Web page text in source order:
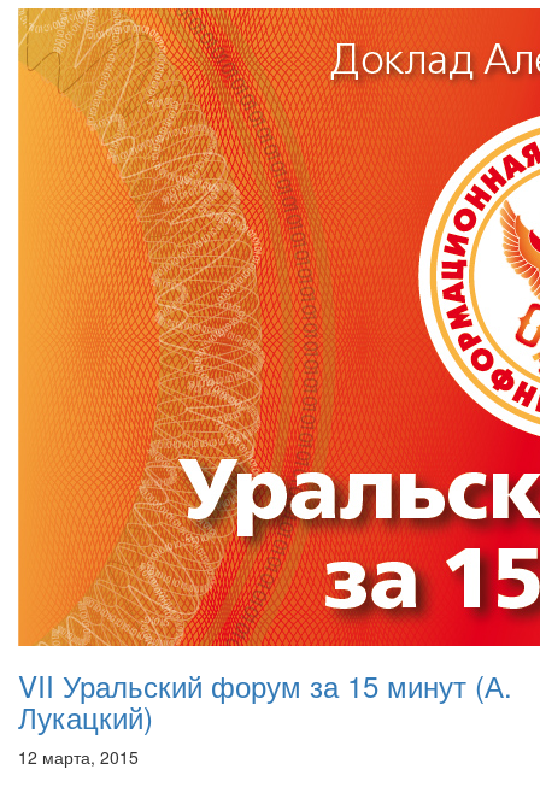
VII Уральский форум за 15 минут (А.
Лукацкий)
12 марта, 2015